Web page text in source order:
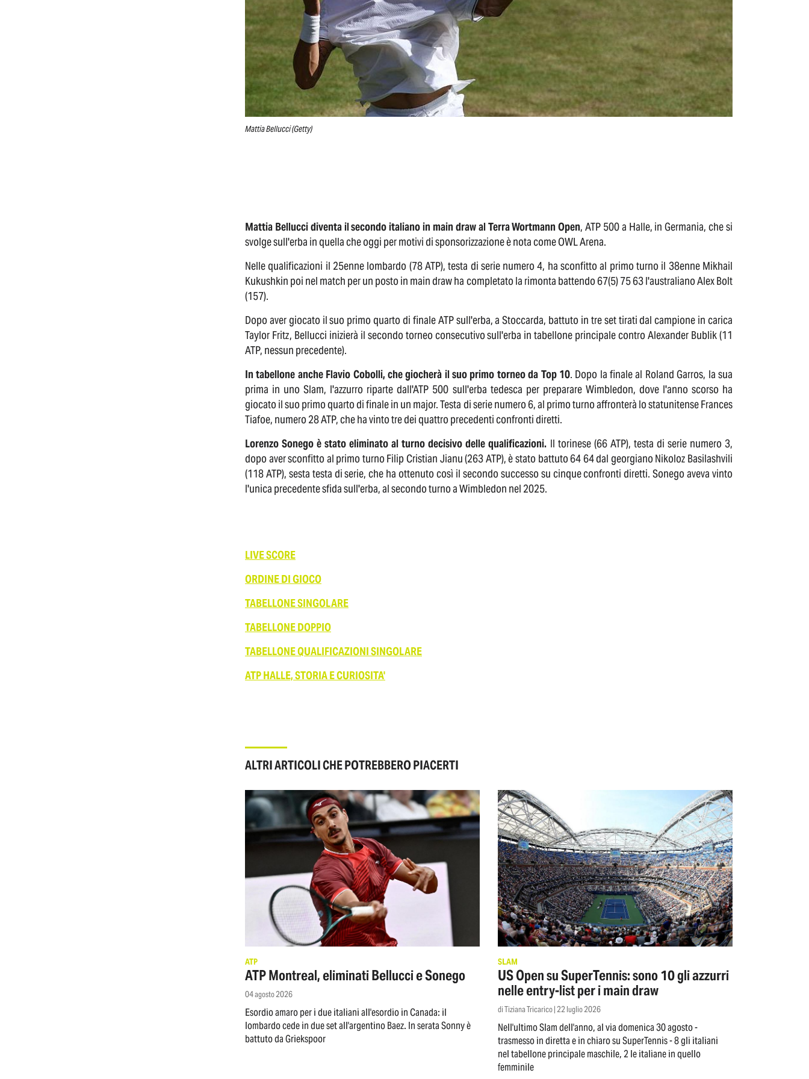
Mattia Bellucci (Getty)
Mattia Bellucci diventa il secondo italiano in main draw al Terra Wortmann Open, ATP 500 a Halle, in Germania, che si
svolge sull'erba in quella che oggi per motivi di sponsorizzazione è nota come OWL Arena.
Nelle qualificazioni il 25enne lombardo (78 ATP), testa di serie numero 4, ha sconfitto al primo turno il 38enne Mikhail
Kukushkin poi nel match per un posto in main draw ha completato la rimonta battendo 67(5) 75 63 l'australiano Alex Bolt
(157).
Dopo aver giocato il suo primo quarto di finale ATP sull'erba, a Stoccarda, battuto in tre set tirati dal campione in carica
Taylor Fritz, Bellucci inizierà il secondo torneo consecutivo sull'erba in tabellone principale contro Alexander Bublik (11
ATP, nessun precedente).
In tabellone anche Flavio Cobolli, che giocherà il suo primo torneo da Top 10. Dopo la finale al Roland Garros, la sua
prima in uno Slam, l'azzurro riparte dall'ATP 500 sull'erba tedesca per preparare Wimbledon, dove l'anno scorso ha
giocato il suo primo quarto di finale in un major. Testa di serie numero 6, al primo turno affronterà lo statunitense Frances
Tiafoe, numero 28 ATP, che ha vinto tre dei quattro precedenti confronti diretti.
Lorenzo Sonego è stato eliminato al turno decisivo delle qualificazioni. Il torinese (66 ATP), testa di serie numero 3,
dopo aver sconfitto al primo turno Filip Cristian Jianu (263 ATP), è stato battuto 64 64 dal georgiano Nikoloz Basilashvili
(118 ATP), sesta testa di serie, che ha ottenuto così il secondo successo su cinque confronti diretti. Sonego aveva vinto
l'unica precedente sfida sull'erba, al secondo turno a Wimbledon nel 2025.
LIVE SCORE
ORDINE DI GIOCO
TABELLONE SINGOLARE
TABELLONE DOPPIO
TABELLONE QUALIFICAZIONI SINGOLARE
ATP HALLE, STORIA E CURIOSITA'
ALTRI ARTICOLI CHE POTREBBERO PIACERTI
ATP
ATP Montreal, eliminati Bellucci e Sonego
04 agosto 2026
Esordio amaro per i due italiani all'esordio in Canada: il
lombardo cede in due set all'argentino Baez. In serata Sonny è
battuto da Griekspoor
SLAM
US Open su SuperTennis: sono 10 gli azzurri
nelle entry-list per i main draw
di Tiziana Tricarico | 22 luglio 2026
Nell'ultimo Slam dell'anno, al via domenica 30 agosto -
trasmesso in diretta e in chiaro su SuperTennis - 8 gli italiani
nel tabellone principale maschile, 2 le italiane in quello
femminile